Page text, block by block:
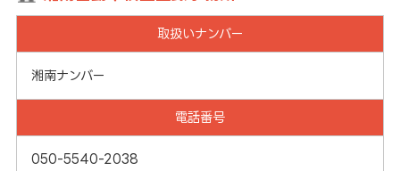
取扱いナンバー
湘南ナンバー
電話番号
050-5540-2038